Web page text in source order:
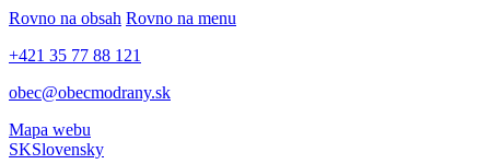
Rovno na obsah Rovno na menu
+421 35 77 88 121
obec@obecmodrany.sk
Mapa webu
SKSlovensky